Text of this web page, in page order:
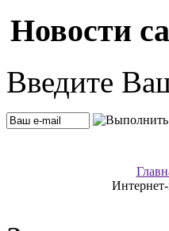
Новости
Введите